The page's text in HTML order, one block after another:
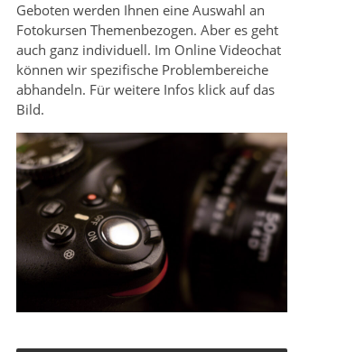
Geboten werden Ihnen eine Auswahl an
Fotokursen Themenbezogen. Aber es geht
auch ganz individuell. Im Online Videochat
können wir spezifische Problembereiche
abhandeln. Für weitere Infos klick auf das
Bild.